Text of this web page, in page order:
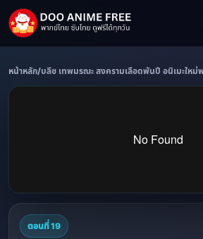
หน้าหลัก/บลีช เทพมรณะ สงครามเลือดพันปี อนิเมะใหม่
ตอนที่ 19